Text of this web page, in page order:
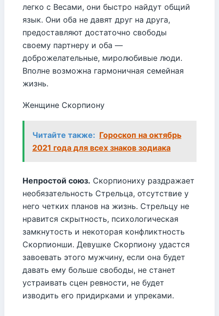
легко с Весами, они быстро найдут общий
язык. Они оба не давят друг на друга,
предоставляют достаточно свободы
своему партнеру и оба —
доброжелательные, миролюбивые люди.
Вполне возможна гармоничная семейная
жизнь.
Женщине Скорпиону
Читайте также: Гороскоп на октябрь
2021 года для всех знаков зодиака
Непростой союз. Скорпиониху раздражает
необязательность Стрельца, отсутствие у
него четких планов на жизнь. Стрельцу не
нравится скрытность, психологическая
замкнутость и некоторая конфликтность
Скорпионши. Девушке Скорпиону удастся
завоевать этого мужчину, если она будет
давать ему больше свободы, не станет
устраивать сцен ревности, не будет
изводить его придирками и упреками.